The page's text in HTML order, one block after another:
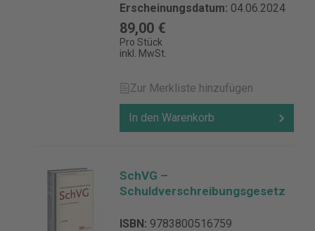
Erscheinungsdatum: 04.06.2024
89,00 €
Pro Stück
inkl. MwSt.
Zur Merkliste hinzufügen
In den Warenkorb
SchVG –
Schuldverschreibungsgesetz
ISBN: 9783800516759